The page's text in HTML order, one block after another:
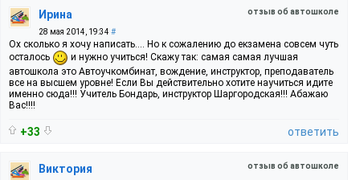
отзыв об автошколе
Ирина
28 мая 2014, 19:34 #
Ох сколько я хочу написать.... Но к сожалению до екзамена совсем чуть
осталось
и нужно учиться! Скажу так: самая самая лучшая
автошкола это Автоучкомбинат, вождение, инструктор, преподаватель
все на высшем уровне! Если Вы действительно хотите научиться идите
именно сюда!!! Учитель Бондарь, инструктор Шаргородская!!! Абажаю
Вас!!!!
+33 ответить
отзыв об автошколе
Виктория